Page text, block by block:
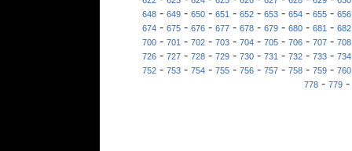
648- 649- 650- 651- 652- 653- 654- 655- 656
674- 675- 676- 677- 678- 679- 680- 681- 682
700 - 701 - 702 - 703 - 704 - 705 - 706 - 707 - 708
726- 727- 728- 729- 730- 731- 732- 733- 734
752- 753- 754- 755- 756- 757- 758- 759- 760
778- 779-